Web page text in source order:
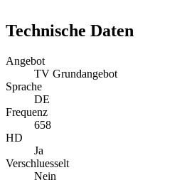
Technische Daten
Angebot
TV Grundangebot
Sprache
DE
Frequenz
658
HD
Ja
Verschluesselt
Nein